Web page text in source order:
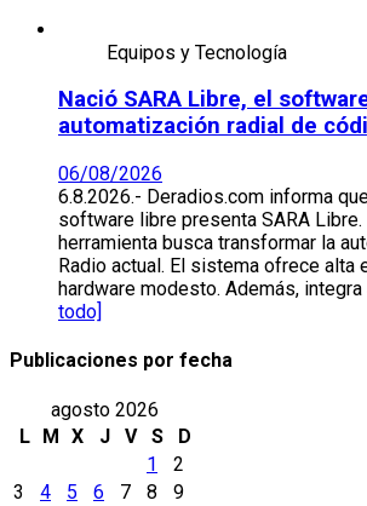
Equipos y Tecnología
Nació SARA Libre, el
automatización radial de
06/08/2026
6.8.2026.- Deradios.com informa
software libre presenta SARA Libre.
herramienta busca transformar la
Radio actual. El sistema ofrece alta
hardware modesto. Además,
todo]
Publicaciones por fecha
agosto 2026
L
M X J V S
D
1
2
3
4 5 6 7 8
9